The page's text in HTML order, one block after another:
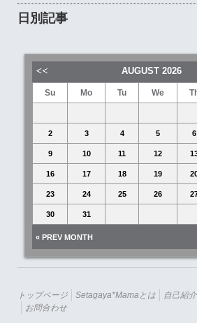
日別記事
AUGUST 2026
Su Mo Tu We
2 3 4 5 6
9 10 11 12
16 17 18 19
23 24 25 26
30 31
« PREV MONTH
トップページ Setagaya*mamaとは 自己紹介
お問合わせ